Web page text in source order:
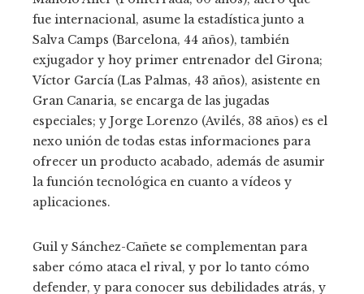
fue internacional, asume la estadística junto a
Salva Camps (Barcelona, 44 años), también
exjugador y hoy primer entrenador del Girona;
Víctor García (Las Palmas, 43 años), asistente en
Gran Canaria, se encarga de las jugadas
especiales; y Jorge Lorenzo (Avilés, 38 años) es el
nexo unión de todas estas informaciones para
ofrecer un producto acabado, además de asumir
la función tecnológica en cuanto a vídeos y
aplicaciones.
Guil y Sánchez-Cañete se complementan para
saber cómo ataca el rival, y por lo tanto cómo
defender, y para conocer sus debilidades atrás, y